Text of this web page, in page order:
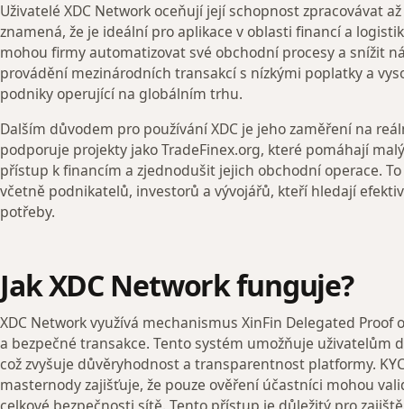
Uživatelé XDC Network oceňují její schopnost zpracovávat
znamená, že je ideální pro aplikace v oblasti financí a
mohou firmy automatizovat své obchodní procesy a snížit
provádění mezinárodních transakcí s nízkými poplatky a
podniky operující na globálním trhu.
Dalším důvodem pro používání XDC je jeho zaměření na
podporuje projekty jako TradeFinex.org, které pomáhají
přístup k financím a zjednodušit jejich obchodní operace.
včetně podnikatelů, investorů a vývojářů, kteří hledají
potřeby.
Jak XDC Network funguje?
XDC Network využívá mechanismus XinFin Delegated Proof
a bezpečné transakce. Tento systém umožňuje uživatelům
což zvyšuje důvěryhodnost a transparentnost platformy.
masternody zajišťuje, že pouze ověření účastníci mohou